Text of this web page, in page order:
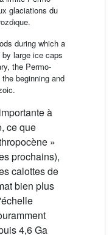
glaciations du
during which a
large ice caps
the Permo-
beginning and
à
ce que
»
prochains),
calottes de
bien plus
4,6 Ga